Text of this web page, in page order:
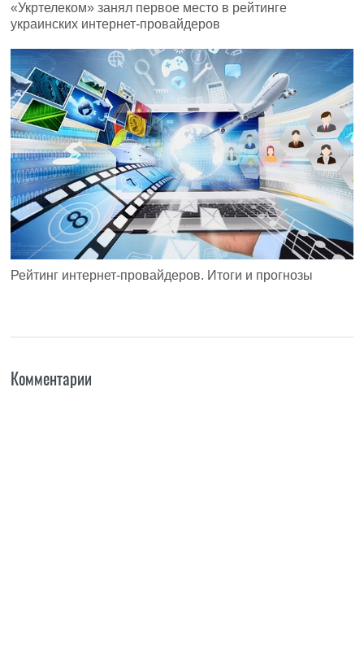
«Укртелеком» занял первое место в рейтинге
украинских интернет-провайдеров
Рейтинг интернет-провайдеров. Итоги и прогнозы
Комментарии